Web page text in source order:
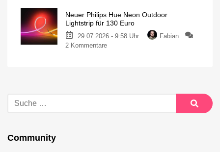
Neuer Philips Hue Neon Outdoor
Lightstrip für 130 Euro
29.07.2026 - 9:58 Uhr
Fabian
2 Kommentare
Community